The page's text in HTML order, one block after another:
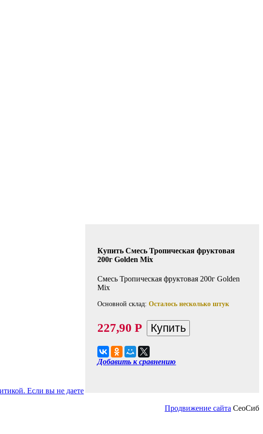
Купить Смесь Тропическая фруктовая
200г Golden Mix
Смесь Тропическая фруктовая 200г Golden
Mix
Основной склад:Осталось несколько штук
227,90Р
Добавить к сравнению
Если вы не даете
Продвижение сайта СеоСиб